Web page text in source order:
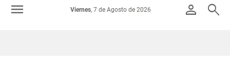
Colombia
person search
Viernes, 7 de Agosto de 2026
menu